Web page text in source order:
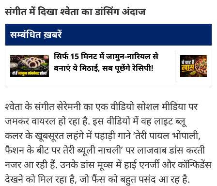
संगीत में दिखा श्वेता का डांसिंग अंदाज
सम्बंधित ख़बरें
सिर्फ 15 मिनट में जामुन-नारियल से
बनाएं ये मिठाई, सब पूछेंगे रेसिपी!
श्वेता के संगीत सेरेमनी का एक वीडियो सोशल मीडिया पर
जमकर वायरल हो रहा है. इस वीडियो में वह लाइट ब्लू
कलर के खूबसूरत लहंगे में पहाड़ी गाने ‘तेरी पायल भोपाली,
फैशन के बीट पर तेरी ब्यूली नाचली’ पर लाजवाब डांस करती
नजर आ रही हैं. उनके डांस मूव्स में हाई एनर्जी और कॉन्फिडेंस
देखने को मिल रहा है, जो फैंस को बहुत पसंद आ रह है.